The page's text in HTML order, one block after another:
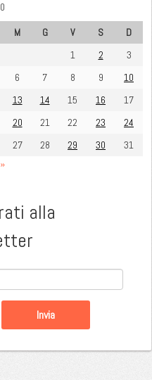
M G V S
D
1
2
3
6 7 8 9
10
13 14 15 16
17
20 21 22 23
24
27 28 29 30 31
alla